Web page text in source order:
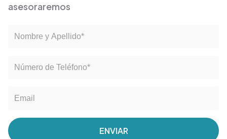
asesoraremos
ENVIAR